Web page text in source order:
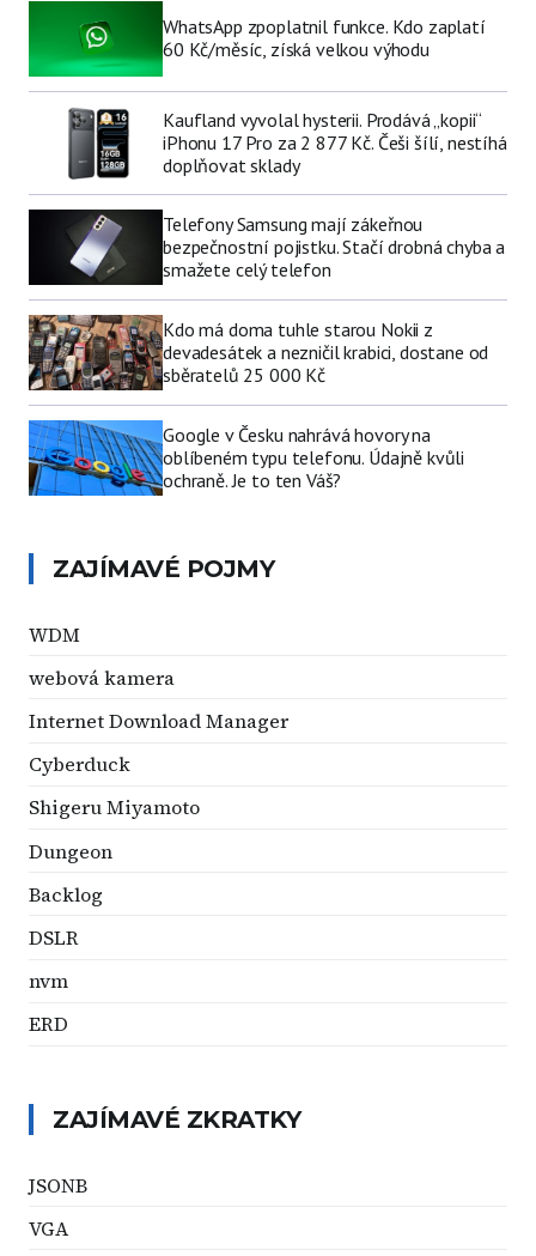
WhatsApp zpoplatnil funkce. Kdo zaplatí
60 Kč/měsíc, získá velkou výhodu
Kaufland vyvolal hysterii. Prodává „kopii“
iPhonu 17 Pro za 2 877 Kč. Češi šílí, nestíhá
doplňovat sklady
Telefony Samsung mají zákeřnou
bezpečnostní pojistku. Stačí drobná chyba a
smažete celý telefon
Kdo má doma tuhle starou Nokii z
devadesátek a nezničil krabici, dostane od
sběratelů 25 000 Kč
Google v Česku nahrává hovory na
oblíbeném typu telefonu. Údajně kvůli
ochraně. Je to ten Váš?
ZAJÍMAVÉ POJMY
WDM
webová kamera
Internet Download Manager
Cyberduck
Shigeru Miyamoto
Dungeon
Backlog
DSLR
nvm
ERD
ZAJÍMAVÉ ZKRATKY
JSONB
VGA